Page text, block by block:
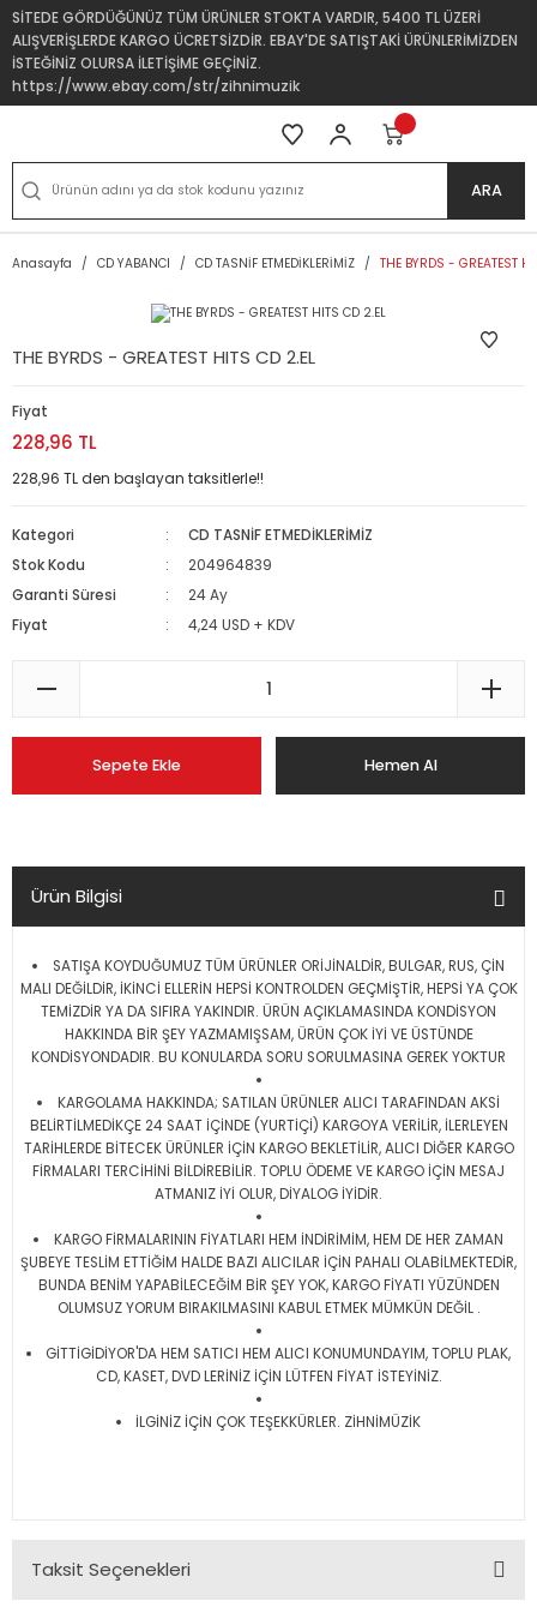
SİTEDE GÖRDÜĞÜNÜZ TÜM ÜRÜNLER STOKTA VARDIR, 5400 TL ÜZERİ
ALIŞVERİŞLERDE KARGO ÜCRETSİZDİR. EBAY'DE SATIŞTAKİ ÜRÜNLERİMİZDEN
İSTEĞİNİZ OLURSA İLETİŞİME GEÇİNİZ.
https://www.ebay.com/str/zihnimuzik
ARA
Anasayfa CD YABANCI CD TASNİF ETMEDİKLERİMİZ THE BYRDS - GREATEST
THE BYRDS - GREATEST HITS CD 2.EL
Fiyat
228,96 TL
228,96 TL den başlayan taksitlerle!!
Kategori
CD TASNİF ETMEDİKLERİMİZ
Stok Kodu
204964839
Garanti Süresi
24 Ay
Fiyat
4,24 USD + KDV
Sepete Ekle Hemen Al
Ürün Bilgisi
SATIŞA KOYDUĞUMUZ TÜM ÜRÜNLER ORİJİNALDİR, BULGAR, RUS, ÇİN
MALI DEĞİLDİR, İKİNCİ ELLERİN HEPSİ KONTROLDEN GEÇMİŞTİR, HEPSİ YA ÇOK
TEMİZDİR YA DA SIFIRA YAKINDIR. ÜRÜN AÇIKLAMASINDA KONDİSYON
HAKKINDA BİR ŞEY YAZMAMIŞSAM, ÜRÜN ÇOK İYİ VE ÜSTÜNDE
KONDİSYONDADIR. BU KONULARDA SORU SORULMASINA GEREK YOKTUR
KARGOLAMA HAKKINDA; SATILAN ÜRÜNLER ALICI TARAFINDAN AKSİ
BELİRTİLMEDİKÇE 24 SAAT İÇİNDE (YURTİÇİ) KARGOYA VERİLİR, İLERLEYEN
TARİHLERDE BİTECEK ÜRÜNLER İÇİN KARGO BEKLETİLİR, ALICI DİĞER KARGO
FİRMALARI TERCİHİNİ BİLDİREBİLİR. TOPLU ÖDEME VE KARGO İÇİN MESAJ
ATMANIZ İYİ OLUR, DİYALOG İYİDİR.
KARGO FİRMALARININ FİYATLARI HEM İNDİRİMİM, HEM DE HER ZAMAN
ŞUBEYE TESLİM ETTİĞİM HALDE BAZI ALICILAR İÇİN PAHALI OLABİLMEKTEDİR,
BUNDA BENİM YAPABİLECEĞİM BİR ŞEY YOK, KARGO FİYATI YÜZÜNDEN
OLUMSUZ YORUM BIRAKILMASINI KABUL ETMEK MÜMKÜN DEĞİL .
GİTTİGİDİYOR'DA HEM SATICI HEM ALICI KONUMUNDAYIM, TOPLU PLAK,
CD, KASET, DVD LERİNİZ İÇİN LÜTFEN FİYAT İSTEYİNİZ.
İLGİNİZ İÇİN ÇOK TEŞEKKÜRLER. ZİHNİMÜZİK
Taksit Seçenekleri